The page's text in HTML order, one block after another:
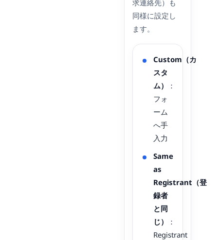
求連絡先）も
同様に設定し
ます。
Custom（カ
スタ
ム）
：
フォ
ーム
へ手
入力
Same
as
Registrant（登
録者
と同
じ）
：
Registrant